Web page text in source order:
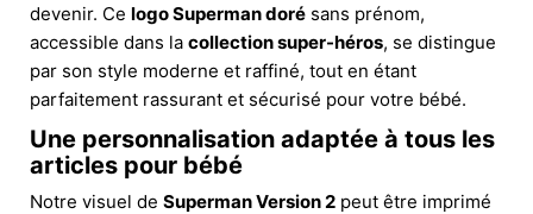
devenir. Ce logo Superman doré sans prénom,
accessible dans la collection super-héros, se distingue
par son style moderne et raffiné, tout en étant
parfaitement rassurant et sécurisé pour votre bébé.
Une personnalisation adaptée à tous les
articles pour bébé
Notre visuel de Superman Version 2 peut être imprimé